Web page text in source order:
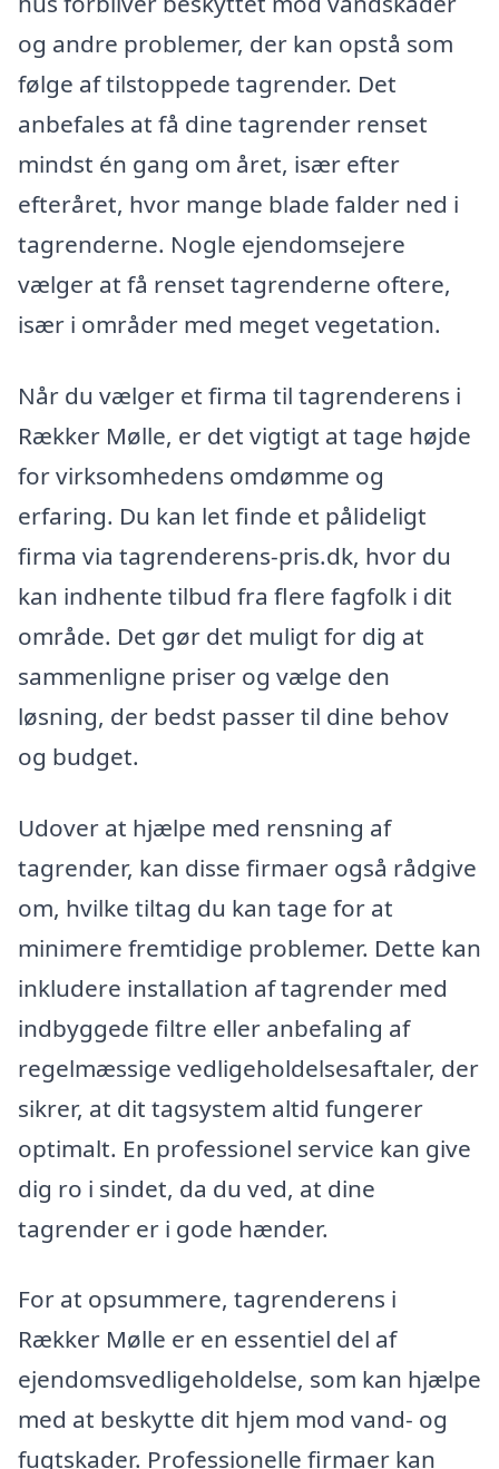
og andre problemer, der kan opstå som
følge af tilstoppede tagrender. Det
anbefales at få dine tagrender renset
mindst én gang om året, især efter
efteråret, hvor mange blade falder ned i
tagrenderne. Nogle ejendomsejere
vælger at få renset tagrenderne oftere,
især i områder med meget vegetation.
Når du vælger et firma til tagrenderens i
Rækker Mølle, er det vigtigt at tage højde
for virksomhedens omdømme og
erfaring. Du kan let finde et pålideligt
firma via tagrenderens-pris.dk, hvor du
kan indhente tilbud fra flere fagfolk i dit
område. Det gør det muligt for dig at
sammenligne priser og vælge den
løsning, der bedst passer til dine behov
og budget.
Udover at hjælpe med rensning af
tagrender, kan disse firmaer også rådgive
om, hvilke tiltag du kan tage for at
minimere fremtidige problemer. Dette kan
inkludere installation af tagrender med
indbyggede filtre eller anbefaling af
regelmæssige vedligeholdelsesaftaler, der
sikrer, at dit tagsystem altid fungerer
optimalt. En professionel service kan give
dig ro i sindet, da du ved, at dine
tagrender er i gode hænder.
For at opsummere, tagrenderens i
Rækker Mølle er en essentiel del af
ejendomsvedligeholdelse, som kan hjælpe
med at beskytte dit hjem mod vand- og
fugtskader. Professionelle firmaer kan